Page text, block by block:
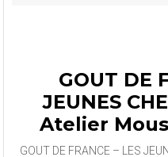
GOUT DE
JEUNES
Atelier
GOUT DE FRANCE – LES